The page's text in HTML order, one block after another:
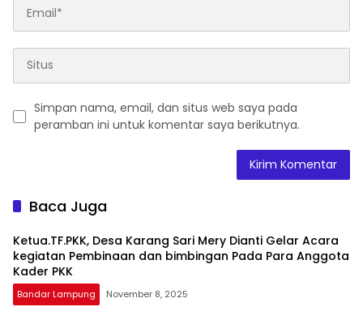
Simpan nama, email, dan situs web saya pada
peramban ini untuk komentar saya berikutnya.
Baca Juga
Ketua.TF.PKK, Desa Karang Sari Mery Dianti Gelar Acara
kegiatan Pembinaan dan bimbingan Pada Para Anggota
Kader PKK
Bandar Lampung November 8, 2025